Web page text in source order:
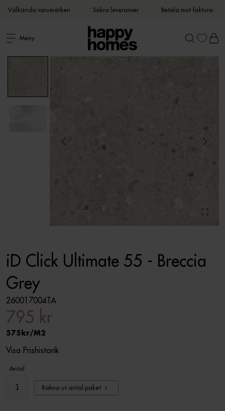
Välkända varumärken Säkra leveranser Betala mot faktura
Meny
iD Click Ultimate 55 - Breccia
Grey
260017004TA
795 kr
575 M2
Visa Prishistorik
Antal
Räkna ut antal paket